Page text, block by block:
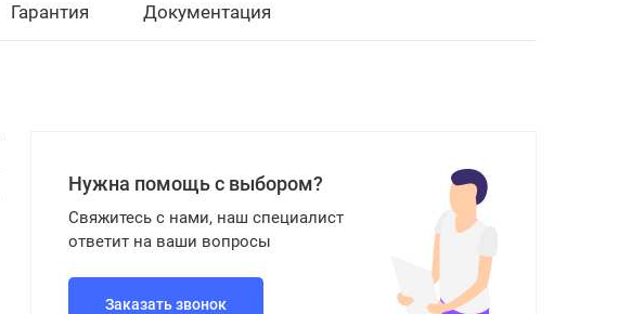
Гарантия Документация
Нужна помощь с выбором?
Свяжитесь с нами, наш специалист
ответит на ваши вопросы
Заказать звонок